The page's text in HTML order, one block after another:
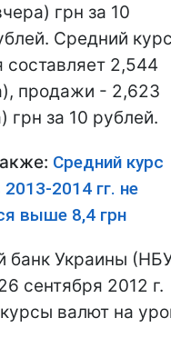
грн за 10
Средний курс
составляет 2,544
продажи - 2,623
грн за 10 рублей.
Средний курс
2014 гг. не
выше 8,4 грн
банк Украины
сентября 2012 г.
валют на